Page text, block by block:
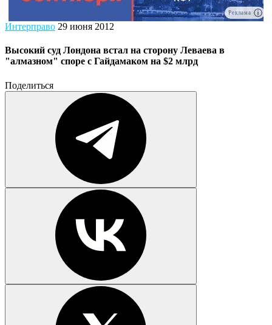
Реклама
Интерправо 29 июня 2012
Высокий суд Лондона встал на сторону Леваева в
"алмазном" споре с Гайдамаком на $2 млрд
Поделиться